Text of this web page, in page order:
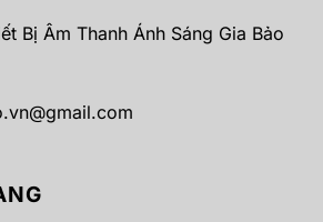
Bị Âm Thanh Ánh Sáng Gia Bảo